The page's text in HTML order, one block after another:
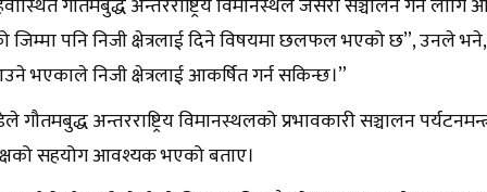
जिम्मा पनि निजी क्षेत्रलाई दिने विषयमा छलफल भएको छ”, उनले
भएकाले निजी क्षेत्रलाई आकर्षित गर्न सकिन्छ।”
गौतमबुद्ध अन्तरराष्ट्रिय विमानस्थलको प्रभावकारी सञ्चालन
सहयोग आवश्यक भएको बताए।